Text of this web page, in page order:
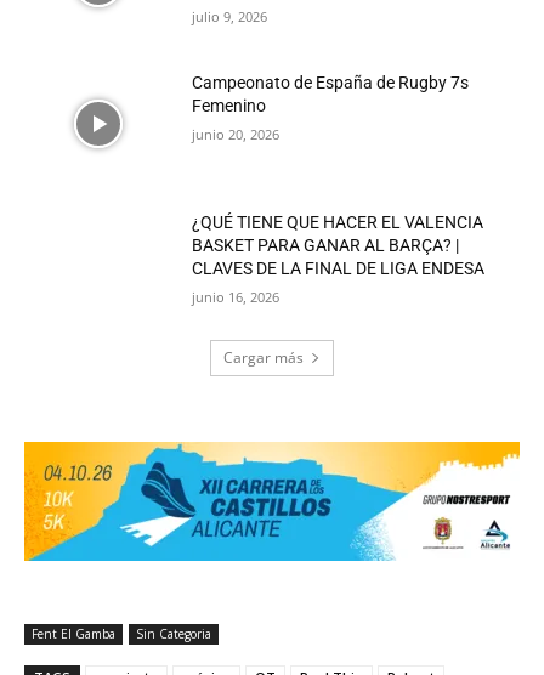
julio 9, 2026
Campeonato de España de Rugby 7s
Femenino
junio 20, 2026
¿QUÉ TIENE QUE HACER EL VALENCIA
BASKET PARA GANAR AL BARÇA? |
CLAVES DE LA FINAL DE LIGA ENDESA
junio 16, 2026
Cargar más